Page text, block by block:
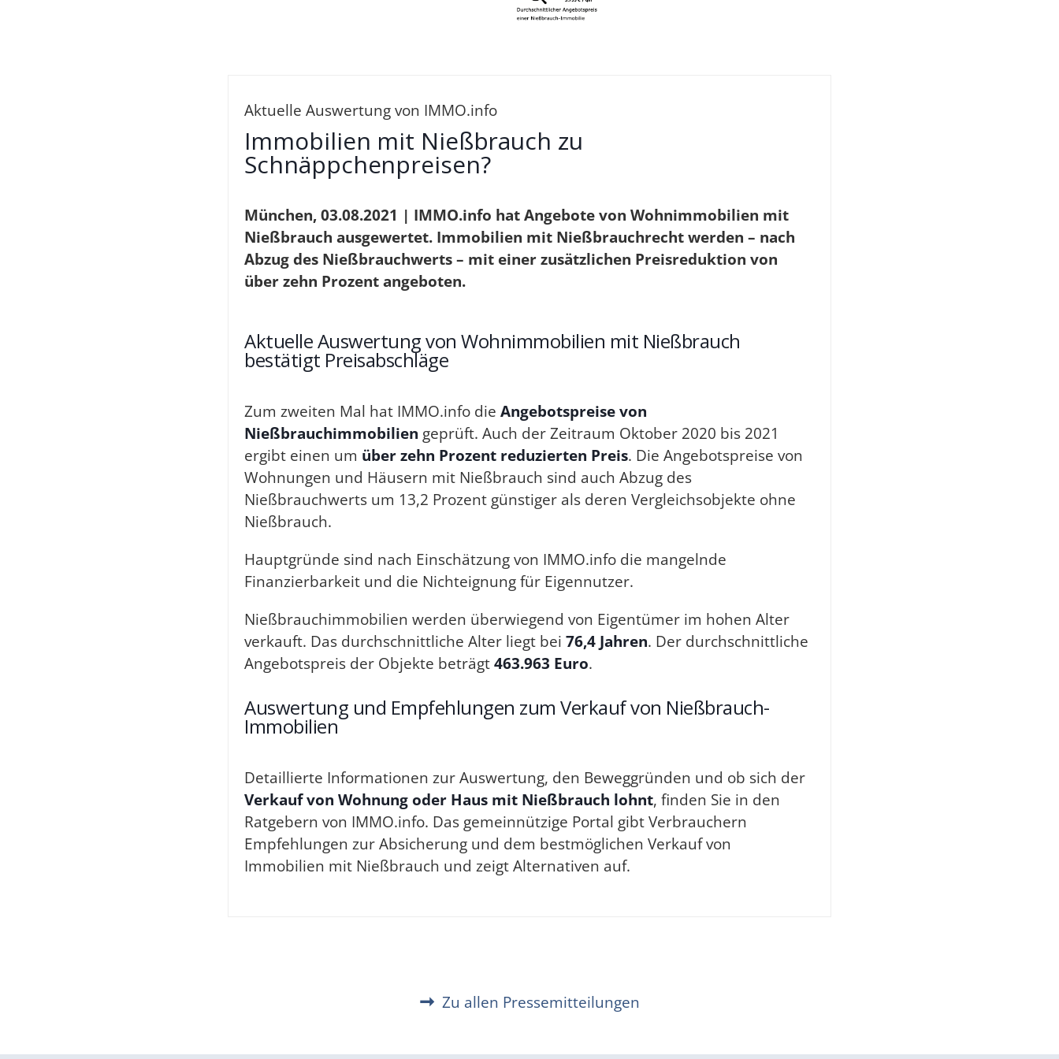
Aktuelle Auswertung von IMMO.info
Immobilien mit Nießbrauch zu
Schnäppchenpreisen?
München, 03.08.2021 | IMMO.info hat Angebote von Wohnimmobilien mit
Nießbrauch ausgewertet. Immobilien mit Nießbrauchrecht werden – nach
Abzug des Nießbrauchwerts – mit einer zusätzlichen Preisreduktion von
über zehn Prozent angeboten.
Aktuelle Auswertung von Wohnimmobilien mit Nießbrauch
bestätigt Preisabschläge
Zum zweiten Mal hat IMMO.info dieAngebotspreise von
Nießbrauchimmobilien geprüft. Auch der Zeitraum Oktober 2020 bis 2021
ergibt einen um über zehn Prozent reduzierten Preis. Die Angebotspreise von
Wohnungen und Häusern mit Nießbrauch sind auch Abzug des
Nießbrauchwerts um 13,2 Prozent günstiger als deren Vergleichsobjekte ohne
Nießbrauch.
Hauptgründe sind nach Einschätzung von IMMO.info die mangelnde
Finanzierbarkeit und die Nichteignung für Eigennutzer.
Nießbrauchimmobilien werden überwiegend von Eigentümer im hohen Alter
verkauft. Das durchschnittliche Alter liegt bei76,4 Jahren. Der durchschnittliche
Angebotspreis der Objekte beträgt463.963 Euro.
Auswertung und Empfehlungen zum Verkauf von Nießbrauch-
Immobilien
Detaillierte Informationen zur Auswertung, den Beweggründen und ob sich der
Verkauf von Wohnung oder Haus mit Nießbrauch lohnt, finden Sie in den
Ratgebern von IMMO.info. Das gemeinnützige Portal gibt Verbrauchern
Empfehlungen zur Absicherung und dem bestmöglichen Verkauf von
Immobilien mit Nießbrauch und zeigt Alternativen auf.
Zu allen Pressemitteilungen